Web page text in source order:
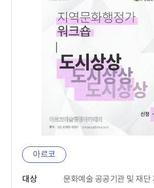
아르코
대상
문화예술 공공기관 및 재단